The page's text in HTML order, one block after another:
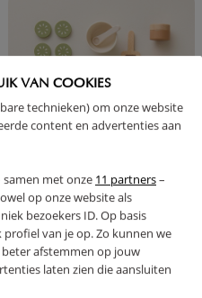
VAN COOKIES
technieken) om onze website
content en advertenties aan
samen met onze 11 partners–
op onze website als
bezoekers ID. Op basis
van je op. Zo kunnen we
afstemmen op jouw
laten zien die aansluiten
HOUTEN SPA SET «KIT DE
DÉTENTE D'AMÉLIE»
24,95